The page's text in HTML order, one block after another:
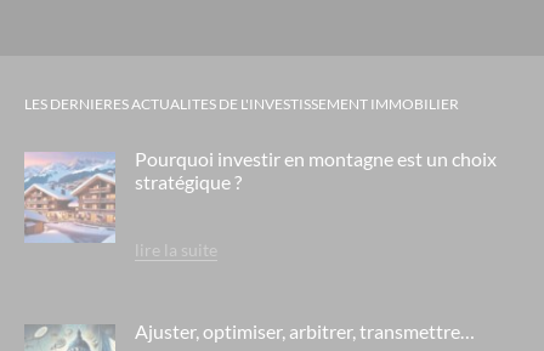
LES DERNIERES ACTUALITES DE L'INVESTISSEMENT IMMOBILIER
Pourquoi investir en montagne est un choix
stratégique ?
lire la suite
Ajuster, optimiser, arbitrer, transmettre…